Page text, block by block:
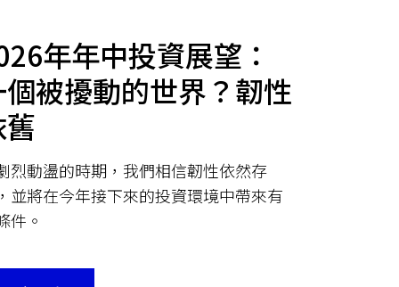
年年中投資展望：
被擾動的世界？韌性
烈動盪的時期，我們相信韌性依然存
並將在今年接下來的投資環境中帶來有
件。